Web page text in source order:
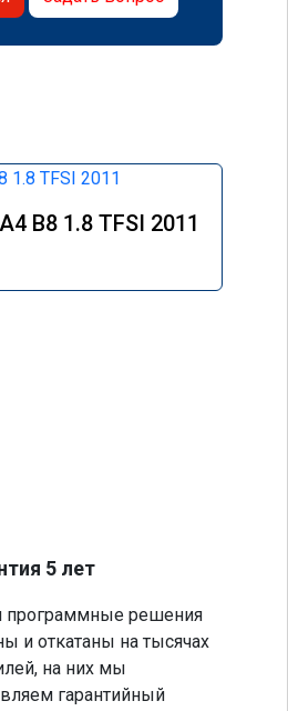
B8 1.8 TFSI 2011
5 лет
программные решения
и откатаны на тысячах
на них мы
гарантийный